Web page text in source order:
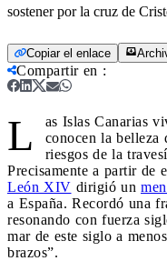
sostener por la cruz de
Copiar el enlace
Compartir en :
L
as Islas Canarias
conocen la belleza
riesgos de la
Precisamente a partir de
León XIV dirigió un
a España. Recordó una
resonando con fuerza
mar de este siglo a
brazos”.